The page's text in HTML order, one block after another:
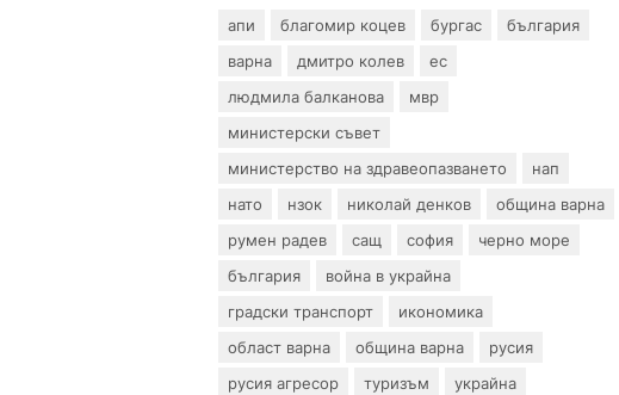
апи благомир коцев бургас
българия
варна
дмитро колев
ес
людмила балканова
мвр
министерски съвет
министерство на здравеопазването
нап
нато
нзок николай денков
община варна
румен радев
сащ софия
черно море
българия
война в украйна
градски транспорт
икономика
област варна
община варна
русия
русия агресор
туризъм украйна